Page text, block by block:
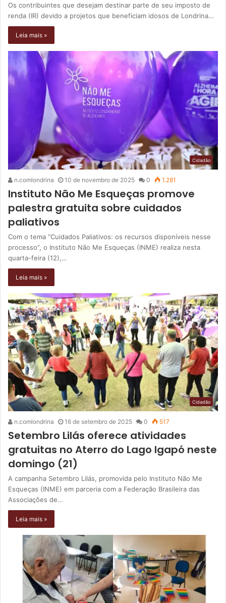
Os contribuintes que desejam destinar parte de seu imposto de
renda (IR) devido a projetos que beneficiam idosos de Londrina…
Leia mais »
Cidadão
n.comlondrina 10 de novembro de 2025 0 1.281
Instituto Não Me Esqueças promove
palestra gratuita sobre cuidados
paliativos
Com o tema “Cuidados Paliativos: os recursos disponíveis nesse
processo”, o Instituto Não Me Esqueças (INME) realiza nesta
quarta-feira (12),…
Leia mais »
Cidadão
n.comlondrina 16 de setembro de 2025 0 517
Setembro Lilás oferece atividades
gratuitas no Aterro do Lago Igapó neste
domingo (21)
A campanha Setembro Lilás, promovida pelo Instituto Não Me
Esqueças (INME) em parceria com a Federação Brasileira das
Associações de…
Leia mais »